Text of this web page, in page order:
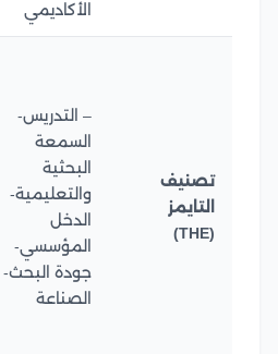
الأكاديمي
تصنيف
التايمز
(THE)
– التدريس-
السمعة
البحثية
والتعليمية-
الدخل
المؤسسي-
جودة البحث-
الصناعة